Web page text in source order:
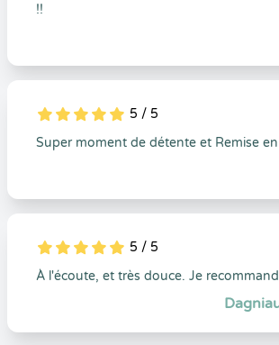
!!
5
1
5
0 5 / 5
Super moment de détente et Remise
5
1
5
0 5 / 5
À l'écoute, et très douce. Je